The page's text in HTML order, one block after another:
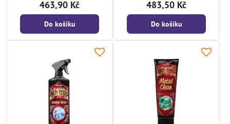
463,90 Kč
Do košíku
483,50 Kč
Do košíku